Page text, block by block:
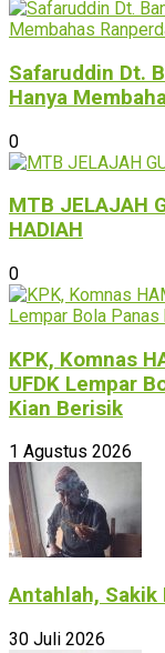
Safaruddin Dt.
Hanya
0
MTB JELAJAH
HADIAH
0
KPK, Komnas
UFDK Lempar
Kian Berisik
1 Agustus 2026
Antahlah, Sakik
30 Juli 2026